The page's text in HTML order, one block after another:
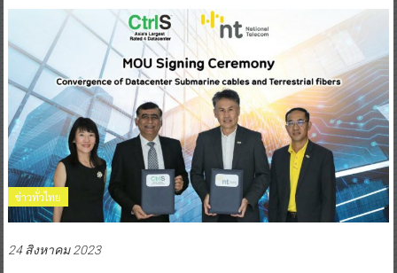
ข่าวทั่วไทย
24 สิงหาคม 2023